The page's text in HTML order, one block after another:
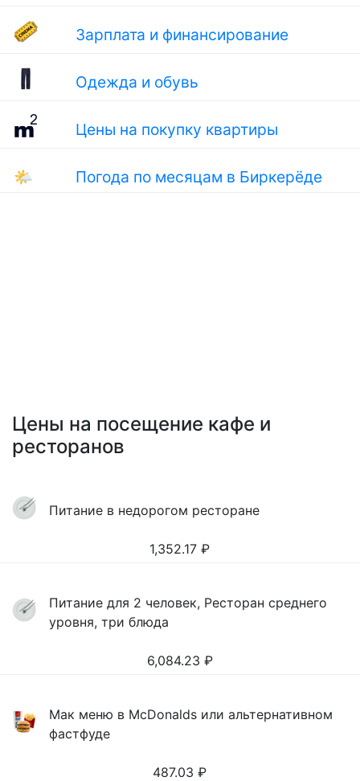
Зарплата и финансирование
Одежда и обувь
Цены на покупку квартиры
🌤 Погода по месяцам в Биркерёде
Цены на посещение кафе и
ресторанов
Питание в недорогом ресторане
1,352.17 ₽
Питание для 2 человек, Ресторан среднего
уровня, три блюда
6,084.23 ₽
Мак меню в McDonalds или альтернативном
фастфуде
487.03 ₽